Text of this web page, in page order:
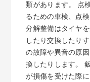
類があります。 点
るための車検、点
分解整備はタイヤ
したり交換したり
の故障や異音の原
換したりします。
が損傷を受けた際